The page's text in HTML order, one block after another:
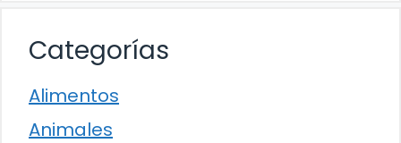
Categorías
Alimentos
Animales